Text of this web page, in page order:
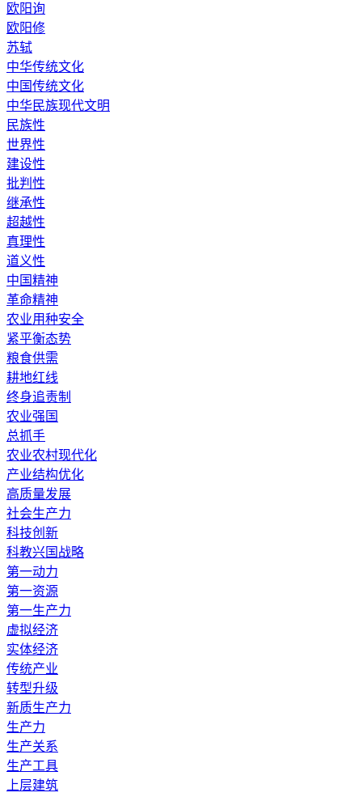
欧阳询
欧阳修
苏轼
中华传统文化
中国传统文化
中华民族现代文明
民族性
世界性
建设性
批判性
继承性
超越性
真理性
道义性
中国精神
革命精神
农业用种安全
紧平衡态势
粮食供需
耕地红线
终身追责制
农业强国
总抓手
农业农村现代化
产业结构优化
高质量发展
社会生产力
科技创新
科教兴国战略
第一动力
第一资源
第一生产力
虚拟经济
实体经济
传统产业
转型升级
新质生产力
生产力
生产关系
生产工具
上层建筑